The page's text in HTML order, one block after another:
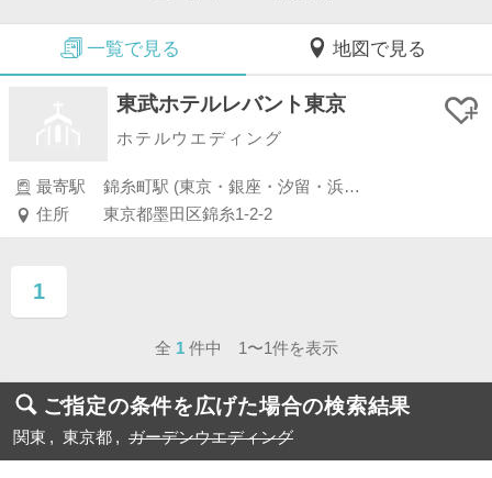
一覧で見る 地図で見る
東武ホテルレバント東京
ホテルウエディング
最寄駅
錦糸町駅 (東京・銀座・汐留・浜松町・品川・上野・浅草)
住所
東京都墨田区錦糸1-2-2
1
ページ目
全 1 件中 1〜1件を表示
ご指定の条件を広げた場合の検索結果
関東 東京都 ガーデンウエディング